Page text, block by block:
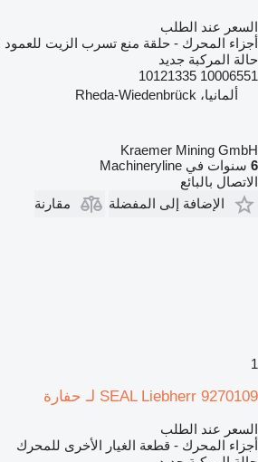
السعر عند الطلب
أجزاء المحرك - حلقة منع تسرب الزيت للعمود
حالة المركبة جديد
10006551 10121335
ألمانيا، Rheda-Wiedenbrück
Kraemer Mining GmbH
6 سنوات في Machineryline
الاتصال بالبائع
الإضافة إلى المفضلة
مقارنة
1
SEAL Liebherr 9270109 لـ حفارة
السعر عند الطلب
أجزاء المحرك - قطعة الغيار الأخرى للمحرك